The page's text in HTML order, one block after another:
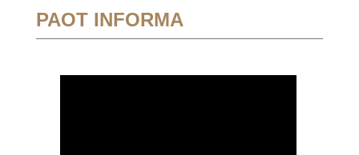
PAOT INFORMA